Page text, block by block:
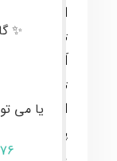
است. این
تعمیرکاران
آیفون،
تجربیات
ارائه
پس از اتمام
مناسبی برای
✨
یا می